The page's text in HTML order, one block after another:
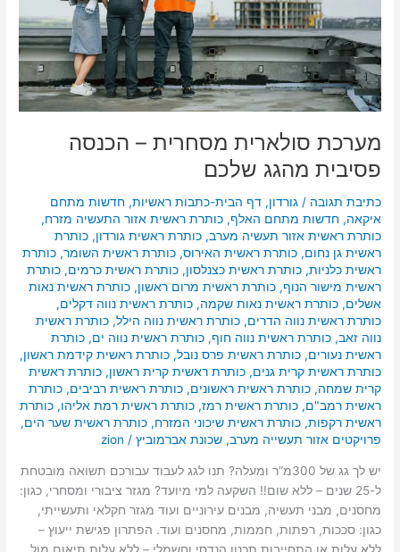
מערכת סולארית מסחרית – הכנסה
פסיבית מהגג שלכם
כתיבת תגובה /גורדון,דף הבית-כתבות ראשיות,חדשות מתחם
איקאה,חדשות מתחם האלף,כותרת ראשית אזור התעשיה מזרח,
כותרת ראשית אזור תעשיה מערב,כותרת ראשית גורדון,כותרת
ראשית גן נחום,כותרת ראשית האירוס,כותרת ראשית השומר,כותרת
ראשית כלניות,כותרת ראשית כצנלסון,כותרת ראשית כרמים,כותרת
ראשית מישור הנוף,כותרת ראשית מרום ראשון,כותרת ראשית נאות
אשלים,כותרת ראשית נאות שקמה,כותרת ראשית נווה דקלים,
כותרת ראשית נווה הדרים,כותרת ראשית נווה הילל,כותרת ראשית
נווה זאב,כותרת ראשית נווה חוף,כותרת ראשית נווה ים,כותרת
ראשית נעורים,כותרת ראשית פרס נובל,כותרת ראשית קידמת ראשון,
כותרת ראשית קרית גנים,כותרת ראשית קרית ראשון,כותרת ראשית
קרית שמחה,כותרת ראשית ראשונים,כותרת ראשית רביבים,כותרת
ראשית רמב"ם,כותרת ראשית רמז,כותרת ראשית רמת אליהו,כותרת
ראשית רקפות,כותרת ראשית שיכוני המזרח,כותרת ראשית שער הים,
פרויקטים אזור תעשייה מערב,שכונת אברמוביץ /
zion
יש לך גג של 300מ”ר ומעלה? תנו לגג לעבוד עבורכם תשואה מובטחת
ל-25 שנים – ללא שום!! השקעה למי מיועד? מגזר ציבורי ומסחרי, כגון:
מחסנים, מבני תעשיה, מבנים עירוניים ועוד מגזר חקלאי ותעשייתי,
כגון: סככות, רפתות, חממות, מחסנים ועוד. הפתרון פגישת ייעוץ –
ללא עלות או התחייבות תכנון הנדסי וחשמלי – ללא עלות תיאום מול
שלכם